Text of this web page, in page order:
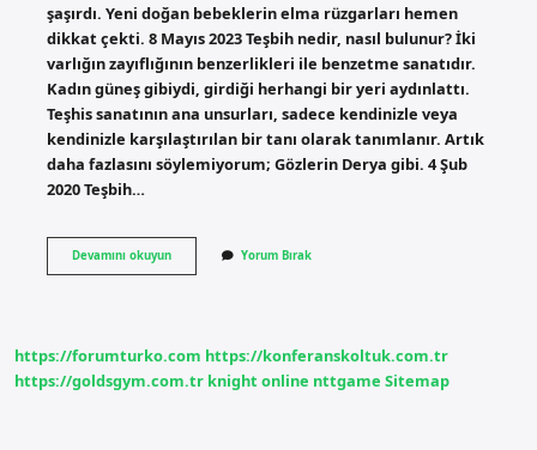
şaşırdı. Yeni doğan bebeklerin elma rüzgarları hemen
dikkat çekti. 8 Mayıs 2023 Teşbih nedir, nasıl bulunur? İki
varlığın zayıflığının benzerlikleri ile benzetme sanatıdır.
Kadın güneş gibiydi, girdiği herhangi bir yeri aydınlattı.
Teşhis sanatının ana unsurları, sadece kendinizle veya
kendinizle karşılaştırılan bir tanı olarak tanımlanır. Artık
daha fazlasını söylemiyorum; Gözlerin Derya gibi. 4 Şub
2020 Teşbih…
Devamını okuyunTeşbih-
I
Yorum Bırak
https://forumturko.com https://konferanskoltuk.com.tr
https://goldsgym.com.tr knight online nttgame Sitemap